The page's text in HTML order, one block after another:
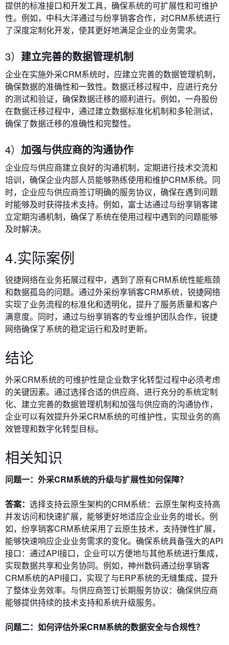
提供的标准接口和开发工具，确保系统的可扩展性和可维护
性。例如，中科大洋通过与纷享销客合作，对CRM系统进行
了深度定制化开发，使其更好地满足企业的业务需求。
3） 建立完善的数据管理机制
企业在实施外采CRM系统时，应建立完善的数据管理机制，
确保数据的准确性和一致性。数据迁移过程中，应进行充分
的测试和验证，确保数据迁移的顺利进行。例如，一舟股份
在数据迁移过程中，通过建立数据标准化机制和多轮测试，
确保了数据迁移的准确性和完整性。
4） 加强与供应商的沟通协作
企业应与供应商建立良好的沟通机制，定期进行技术交流和
培训，确保企业内部人员能够熟练使用和维护CRM系统。同
时，企业应与供应商签订明确的服务协议，确保在遇到问题
时能够及时获得技术支持。例如，富士达通过与纷享销客建
立定期沟通机制，确保了系统在使用过程中遇到的问题能够
及时解决。
4.实际案例
锐捷网络在业务拓展过程中，遇到了原有CRM系统性能瓶颈
和数据孤岛的问题。通过外采纷享销客CRM系统，锐捷网络
实现了业务流程的标准化和透明化，提升了服务质量和客户
满意度。同时，通过与纷享销客的专业维护团队合作，锐捷
网络确保了系统的稳定运行和及时更新。
结论
外采CRM系统的可维护性是企业数字化转型过程中必须考虑
的关键因素。通过选择合适的供应商、进行充分的系统定制
化、建立完善的数据管理机制和加强与供应商的沟通协作，
企业可以有效提升外采CRM系统的可维护性，实现业务的高
效管理和数字化转型目标。
相关知识
问题一：外采CRM系统的升级与扩展性如何保障？
答案： 选择支持云原生架构的CRM系统：云原生架构支持高
并发访问和快速扩展，能够更好地适应企业业务的增长。例
如，纷享销客CRM系统采用了云原生技术，支持弹性扩展，
能够快速响应企业业务需求的变化。 确保系统具备强大的API
接口 ：通过API接口，企业可以方便地与其他系统进行集成，
实现数据共享和业务协同。例如，神州数码通过纷享销客
CRM系统的API接口，实现了与ERP系统的无缝集成，提升
了整体业务效率。 与供应商签订长期服务协议：确保供应商
能够提供持续的技术支持和系统升级服务。
问题二：如何评估外采CRM系统的数据安全与合规性？